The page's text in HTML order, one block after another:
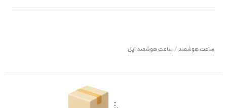
ساعت هوشمند / ساعت هوشمند اپل